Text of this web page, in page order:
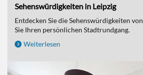
Sehenswürdigkeiten in Leipzig
Entdecken Sie die Sehenswürdigkeiten
Sie Ihren persönlichen Stadtrundgang.
Weiterlesen